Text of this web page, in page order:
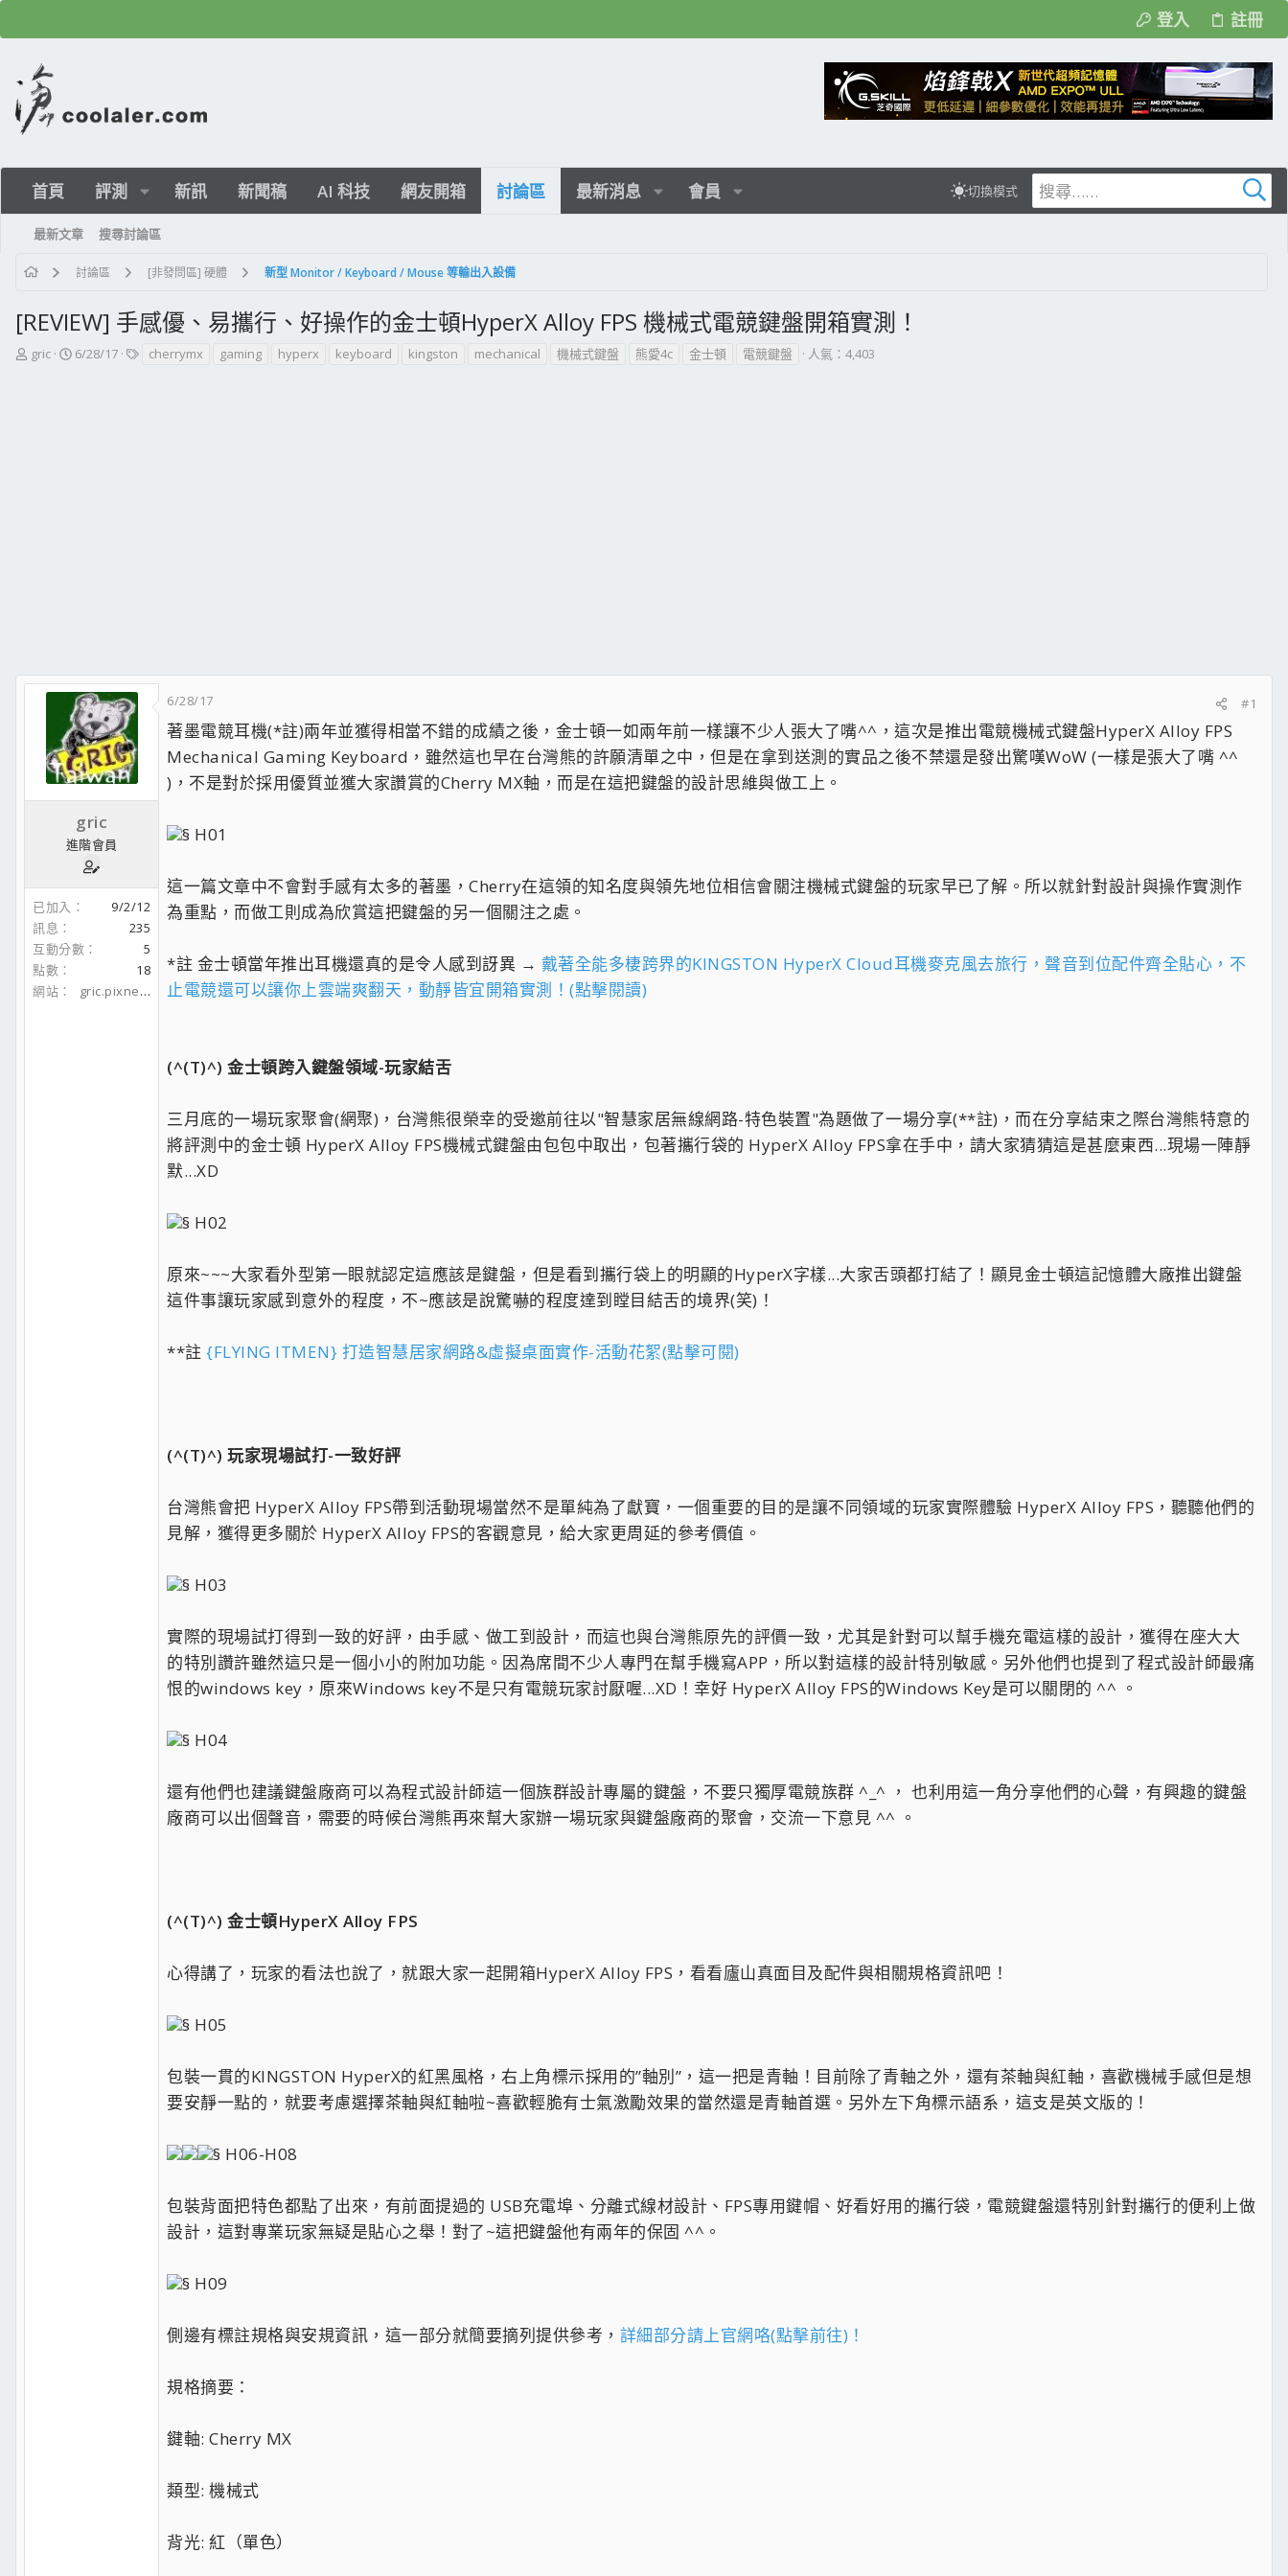
登入 註冊
首頁 評測 新訊 新聞稿 AI 科技 網友開箱 討論區 最新消息 會員 切換模式
最新文章 搜尋討論區
討論區 [非發問區] 硬體 新型 Monitor / Keyboard / Mouse 等輸出入設備
[REVIEW] 手感優、易攜行、好操作的金士頓HyperX Alloy FPS 機械式電競鍵盤開箱實測！
主
gric
開
6/28/17
標cherrymx gaming hyperx keyboard kingston mechanical 機械式鍵盤 熊愛4c 金士頓 電競鍵盤 人氣：4,403
gric
進階會員
已加入
9/2/12
訊息
235
互動分數
5
點數
18
網站
gric.pixnet.net
6/28/17 #1
著墨電競耳機(*註)兩年並獲得相當不錯的成績之後，金士頓一如兩年前一樣讓不少人張大了嘴^^，這次是推出電競機械式鍵盤HyperX Alloy FPS
Mechanical Gaming Keyboard，雖然這也早在台灣熊的許願清單之中，但是在拿到送測的實品之後不禁還是發出驚嘆WoW (一樣是張大了嘴 ^^
)，不是對於採用優質並獲大家讚賞的Cherry MX軸，而是在這把鍵盤的設計思維與做工上。
§ H01
這一篇文章中不會對手感有太多的著墨，Cherry在這領的知名度與領先地位相信會關注機械式鍵盤的玩家早已了解。所以就針對設計與操作實測作
為重點，而做工則成為欣賞這把鍵盤的另一個關注之處。
*註 金士頓當年推出耳機還真的是令人感到訝異 → 戴著全能多棲跨界的KINGSTON HyperX Cloud耳機麥克風去旅行，聲音到位配件齊全貼心，不
止電競還可以讓你上雲端爽翻天，動靜皆宜開箱實測！(點擊閱讀)
(^(T)^) 金士頓跨入鍵盤領域-玩家結舌
三月底的一場玩家聚會(網聚)，台灣熊很榮幸的受邀前往以"智慧家居無線網路-特色裝置"為題做了一場分享(**註)，而在分享結束之際台灣熊特意的
將評測中的金士頓 HyperX Alloy FPS機械式鍵盤由包包中取出，包著攜行袋的 HyperX Alloy FPS拿在手中，請大家猜猜這是甚麼東西...現場一陣靜
默...XD
§ H02
原來~~~大家看外型第一眼就認定這應該是鍵盤，但是看到攜行袋上的明顯的HyperX字樣...大家舌頭都打結了！顯見金士頓這記憶體大廠推出鍵盤
這件事讓玩家感到意外的程度，不~應該是說驚嚇的程度達到瞠目結舌的境界(笑)！
**註 {FLYING ITMEN} 打造智慧居家網路&虛擬桌面實作-活動花絮(點擊可閱)
(^(T)^) 玩家現場試打-一致好評
台灣熊會把 HyperX Alloy FPS帶到活動現場當然不是單純為了獻寶，一個重要的目的是讓不同領域的玩家實際體驗 HyperX Alloy FPS，聽聽他們的
見解，獲得更多關於 HyperX Alloy FPS的客觀意見，給大家更周延的參考價值。
§ H03
實際的現場試打得到一致的好評，由手感、做工到設計，而這也與台灣熊原先的評價一致，尤其是針對可以幫手機充電這樣的設計，獲得在座大大
的特別讚許雖然這只是一個小小的附加功能。因為席間不少人專門在幫手機寫APP，所以對這樣的設計特別敏感。另外他們也提到了程式設計師最痛
恨的windows key，原來Windows key不是只有電競玩家討厭喔...XD！幸好 HyperX Alloy FPS的Windows Key是可以關閉的 ^^ 。
§ H04
還有他們也建議鍵盤廠商可以為程式設計師這一個族群設計專屬的鍵盤，不要只獨厚電競族群 ^_^ ， 也利用這一角分享他們的心聲，有興趣的鍵盤
廠商可以出個聲音，需要的時候台灣熊再來幫大家辦一場玩家與鍵盤廠商的聚會，交流一下意見 ^^ 。
(^(T)^) 金士頓HyperX Alloy FPS
心得講了，玩家的看法也說了，就跟大家一起開箱HyperX Alloy FPS，看看廬山真面目及配件與相關規格資訊吧！
§ H05
包裝一貫的KINGSTON HyperX的紅黑風格，右上角標示採用的”軸別”，這一把是青軸！目前除了青軸之外，還有茶軸與紅軸，喜歡機械手感但是想
要安靜一點的，就要考慮選擇茶軸與紅軸啦~喜歡輕脆有士氣激勵效果的當然還是青軸首選。另外左下角標示語系，這支是英文版的！
§ H06-H08
包裝背面把特色都點了出來，有前面提過的 USB充電埠、分離式線材設計、FPS專用鍵帽、好看好用的攜行袋，電競鍵盤還特別針對攜行的便利上做
設計，這對專業玩家無疑是貼心之舉！對了~這把鍵盤他有兩年的保固 ^^。
§ H09
側邊有標註規格與安規資訊，這一部分就簡要摘列提供參考， 詳細部分請上官網咯(點擊前往)！
規格摘要：
鍵軸: Cherry MX
類型: 機械式
背光: 紅（單色）